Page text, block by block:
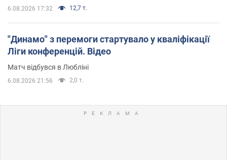
6.08.2026 17:32 12,7 т.
"Динамо" з перемоги стартувало у кваліфікації
Ліги конференцій. Відео
Матч відбувся в Любліні
6.08.2026 21:56 2,0 т.